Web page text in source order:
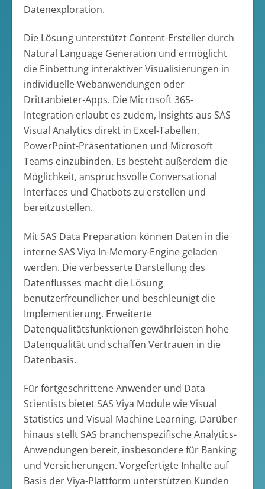
Datenexploration.
Die Lösung unterstützt Content-Ersteller durch
Natural Language Generation und ermöglicht
die Einbettung interaktiver Visualisierungen in
individuelle Webanwendungen oder
Drittanbieter-Apps. Die Microsoft 365-
Integration erlaubt es zudem, Insights aus SAS
Visual Analytics direkt in Excel-Tabellen,
PowerPoint-Präsentationen und Microsoft
Teams einzubinden. Es besteht außerdem die
Möglichkeit, anspruchsvolle Conversational
Interfaces und Chatbots zu erstellen und
bereitzustellen.
Mit SAS Data Preparation können Daten in die
interne SAS Viya In-Memory-Engine geladen
werden. Die verbesserte Darstellung des
Datenflusses macht die Lösung
benutzerfreundlicher und beschleunigt die
Implementierung. Erweiterte
Datenqualitätsfunktionen gewährleisten hohe
Datenqualität und schaffen Vertrauen in die
Datenbasis.
Für fortgeschrittene Anwender und Data
Scientists bietet SAS Viya Module wie Visual
Statistics und Visual Machine Learning. Darüber
hinaus stellt SAS branchenspezifische Analytics-
Anwendungen bereit, insbesondere für Banking
und Versicherungen. Vorgefertigte Inhalte auf
Basis der Viya-Plattform unterstützen Kunden